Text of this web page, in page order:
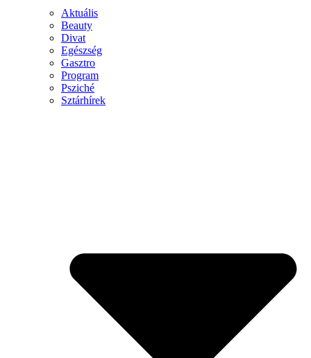
Aktuális
Beauty
Divat
Egészség
Gasztro
Program
Psziché
Sztárhírek